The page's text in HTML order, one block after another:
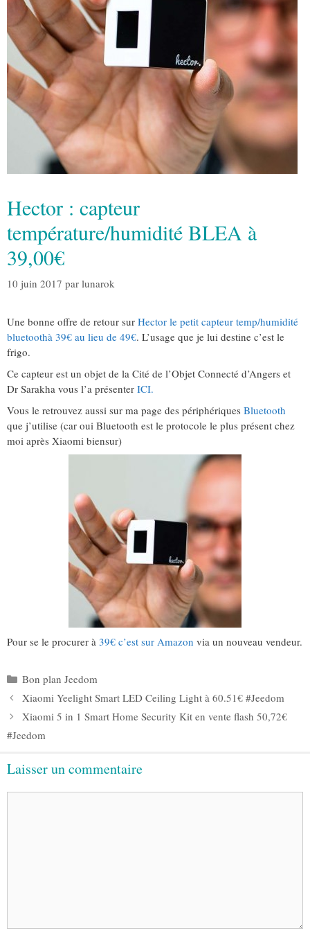
Hector : capteur
température/humidité BLEA à
39,00€
10 juin 2017 par lunarok
Une bonne offre de retour sur Hector le petit capteur temp/humidité
bluetoothà 39€ au lieu de 49€. L’usage que je lui destine c’est le
frigo.
Ce capteur est un objet de la Cité de l’Objet Connecté d’Angers et
Dr Sarakha vous l’a présenter ICI.
Vous le retrouvez aussi sur ma page des périphériques Bluetooth
que j’utilise (car oui Bluetooth est le protocole le plus présent chez
moi après Xiaomi biensur)
Pour se le procurer à 39€ c’est sur Amazon via un nouveau vendeur.
Catégories
Bon plan Jeedom
Xiaomi Yeelight Smart LED Ceiling Light à 60.51€ #Jeedom
Xiaomi 5 in 1 Smart Home Security Kit en vente flash 50,72€
#Jeedom
Laisser un commentaire